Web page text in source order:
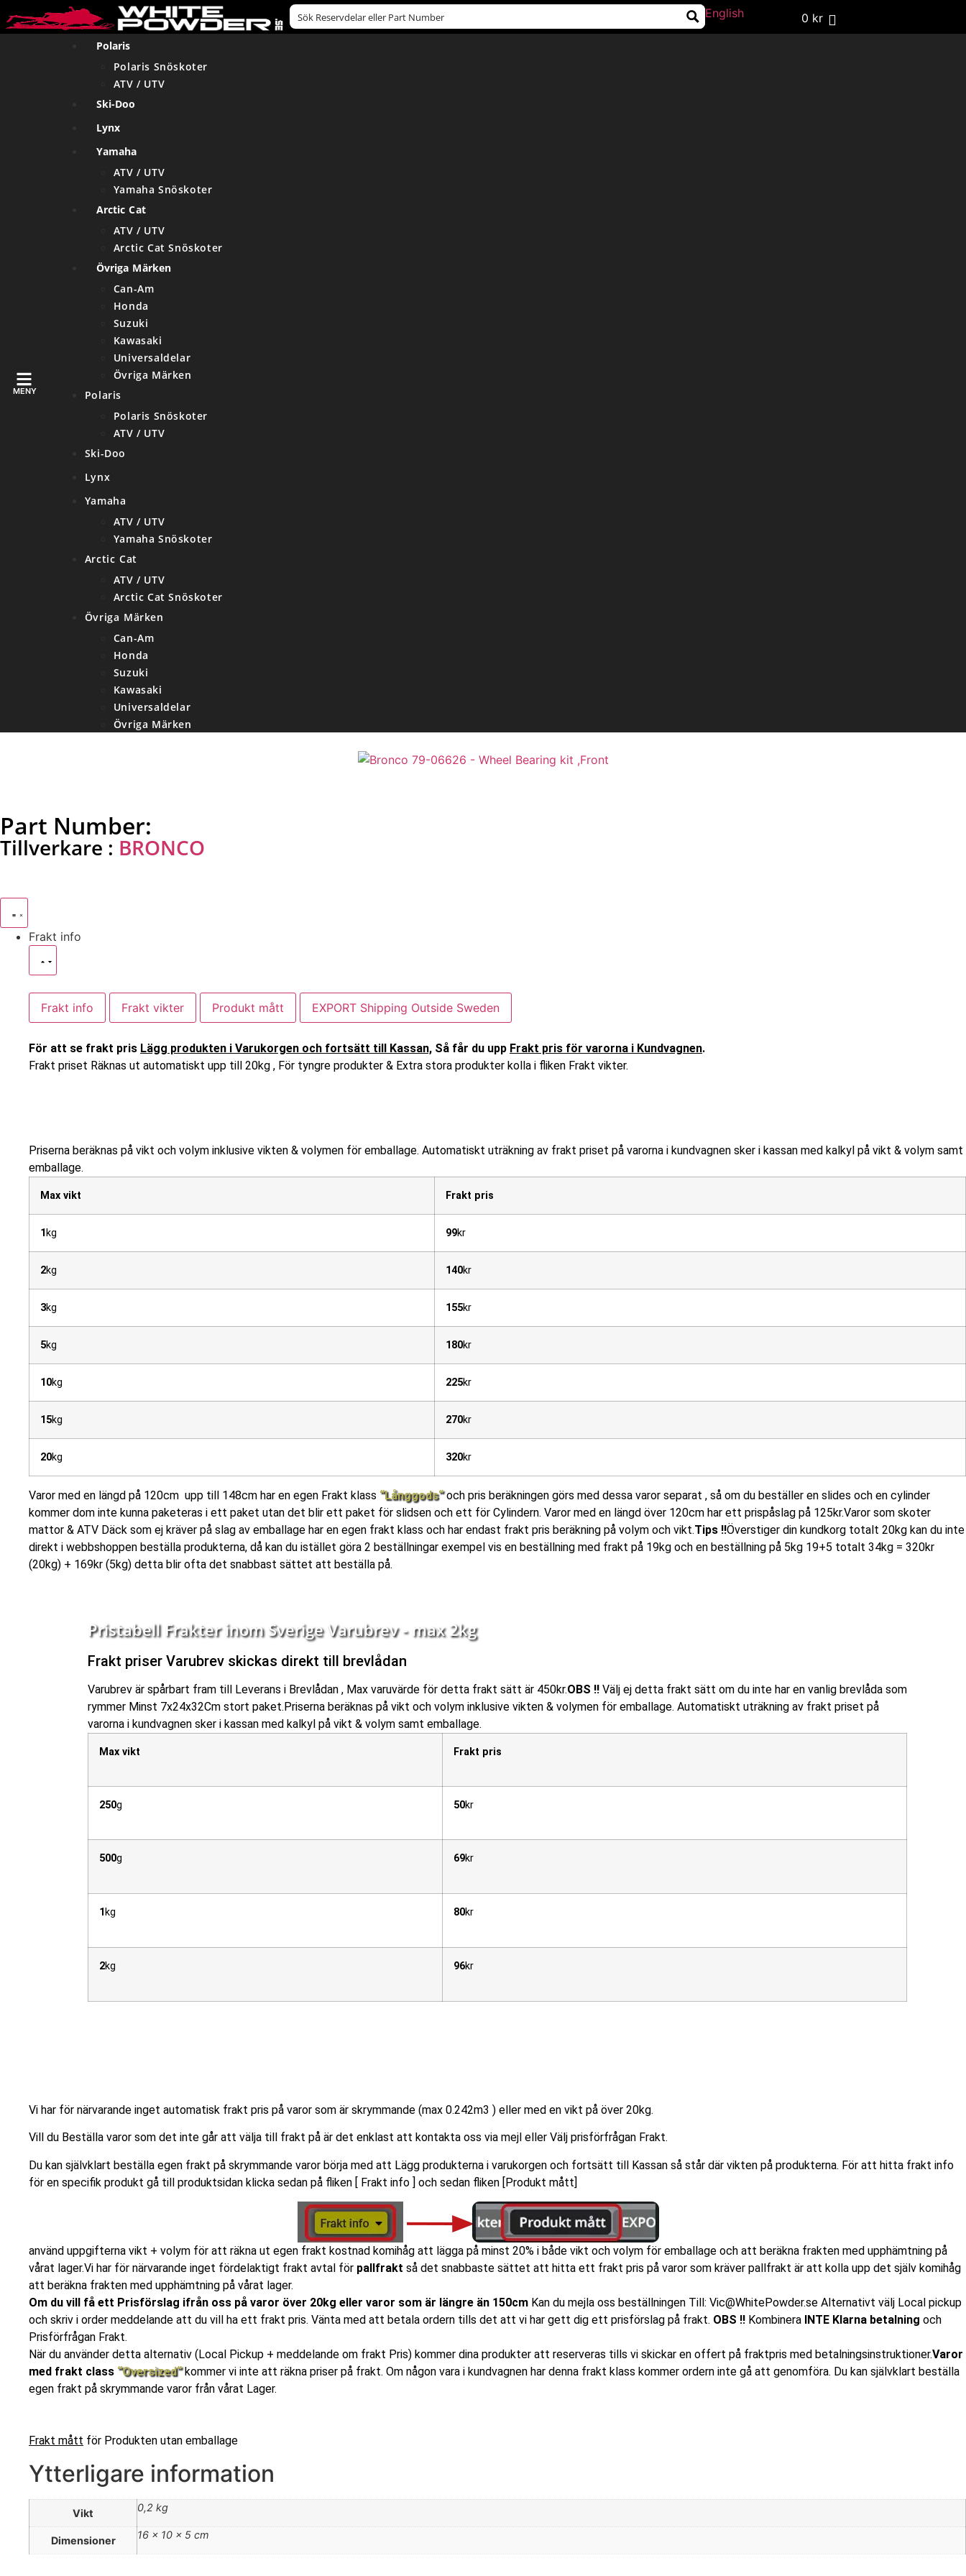
English 0 kr
Polaris
Polaris Snöskoter
ATV / UTV
Ski-Doo
Lynx
Yamaha
ATV / UTV
Yamaha Snöskoter
Arctic Cat
ATV / UTV
Arctic Cat Snöskoter
Övriga Märken
Can-Am
Honda
Suzuki
Kawasaki
Universaldelar
Övriga Märken
Polaris
Polaris Snöskoter
ATV / UTV
Ski-Doo
Lynx
Yamaha
ATV / UTV
Yamaha Snöskoter
Arctic Cat
ATV / UTV
Arctic Cat Snöskoter
Övriga Märken
Can-Am
Honda
Suzuki
Kawasaki
Universaldelar
Övriga Märken
Part Number:
Tillverkare : BRONCO
Frakt info
Frakt info Frakt vikter Produkt mått EXPORT Shipping Outside Sweden
För att se frakt pris Lägg produkten i Varukorgen och fortsätt till Kassan, Så får du upp Frakt pris för varorna i Kundvagnen.
Frakt priset Räknas ut automatiskt upp till 20kg , För tyngre produkter & Extra stora produkter kolla i fliken Frakt vikter.
Priserna beräknas på vikt och volym inklusive vikten & volymen för emballage. Automatiskt uträkning av frakt priset på varorna i kundvagnen sker i kassan med kalkyl på vikt & volym samt
emballage.
Max vikt Frakt pris
1 kg 99kr
2kg 140kr
3kg 155kr
5kg 180kr
10kg 225kr
15kg 270kr
20kg 320kr
Varor med en längd på 120cm upp till 148cm har en egen Frakt klass “Långgods“och pris beräkningen görs med dessa varor separat , så om du beställer en slides och en cylinder
kommer dom inte kunna paketeras i ett paket utan det blir ett paket för slidsen och ett för Cylindern. Varor med en längd över 120cm har ett prispåslag på 125kr.Varor som skoter
mattor & ATV Däck som ej kräver på slag av emballage har en egen frakt klass och har endast frakt pris beräkning på volym och vikt.Tips !!Överstiger din kundkorg totalt 20kg kan du inte
direkt i webbshoppen beställa produkterna, då kan du istället göra 2 beställningar exempel vis en beställning med frakt på 19kg och en beställning på 5kg 19+5 totalt 34kg = 320kr
(20kg) + 169kr (5kg) detta blir ofta det snabbast sättet att beställa på.
Pristabell Frakter inom Sverige Varubrev - max 2kg
Frakt priser Varubrev skickas direkt till brevlådan
Varubrev är spårbart fram till Leverans i Brevlådan , Max varuvärde för detta frakt sätt är 450kr.OBS !! Välj ej detta frakt sätt om du inte har en vanlig brevlåda som
rymmer Minst 7x24x32Cm stort paket.Priserna beräknas på vikt och volym inklusive vikten & volymen för emballage. Automatiskt uträkning av frakt priset på
varorna i kundvagnen sker i kassan med kalkyl på vikt & volym samt emballage.
Max vikt Frakt pris
250g 50kr
500g 69kr
1 kg 80kr
2kg 96kr
Vi har för närvarande inget automatisk frakt pris på varor som är skrymmande (max 0.242m3 ) eller med en vikt på över 20kg.
Vill du Beställa varor som det inte går att välja till frakt på är det enklast att kontakta oss via mejl eller Välj prisförfrågan Frakt.
Du kan självklart beställa egen frakt på skrymmande varor börja med att Lägg produkterna i varukorgen och fortsätt till Kassan så står där vikten på produkterna. För att hitta frakt info
för en specifik produkt gå till produktsidan klicka sedan på fliken [ Frakt info ] och sedan fliken [Produkt mått]
använd uppgifterna vikt + volym för att räkna ut egen frakt kostnad komihåg att lägga på minst 20% i både vikt och volym för emballage och att beräkna frakten med upphämtning på
vårat lager.Vi har för närvarande inget fördelaktigt frakt avtal för pallfrakt så det snabbaste sättet att hitta ett frakt pris på varor som kräver pallfrakt är att kolla upp det själv komihåg
att beräkna frakten med upphämtning på vårat lager.
Om du vill få ett Prisförslag ifrån oss på varor över 20kg eller varor som är längre än 150cm Kan du mejla oss beställningen Till: Vic@WhitePowder.se Alternativt välj Local pickup
och skriv i order meddelande att du vill ha ett frakt pris. Vänta med att betala ordern tills det att vi har gett dig ett prisförslag på frakt. OBS !! Kombinera INTE Klarna betalning och
Prisförfrågan Frakt.
När du använder detta alternativ (Local Pickup + meddelande om frakt Pris) kommer dina produkter att reserveras tills vi skickar en offert på fraktpris med betalningsinstruktioner.Varor
med frakt class “Oversized“kommer vi inte att räkna priser på frakt. Om någon vara i kundvagnen har denna frakt klass kommer ordern inte gå att genomföra. Du kan självklart beställa
egen frakt på skrymmande varor från vårat Lager.
Frakt mått för Produkten utan emballage
Ytterligare information
Vikt 0,2 kg
Dimensioner 16 × 10 × 5 cm